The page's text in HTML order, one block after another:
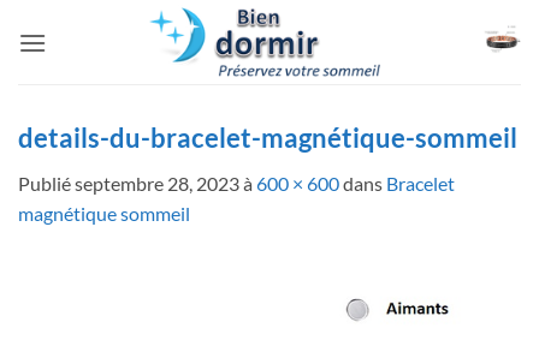
details-du-bracelet-magnétique-sommeil
Publiéseptembre 28, 2023à 600 × 600dans Bracelet
magnétique sommeil